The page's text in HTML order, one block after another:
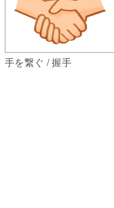
手を繋ぐ / 握手